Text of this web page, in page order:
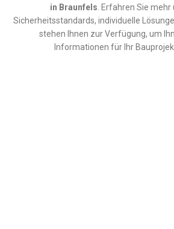
in Braunfels . Erfahren Sie
Sicherheitsstandards, individuelle
stehen Ihnen zur Verfügung, um
Informationen für Ihr